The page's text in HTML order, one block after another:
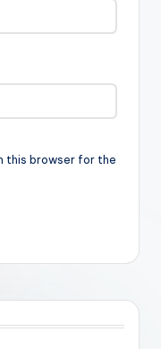
this browser for the